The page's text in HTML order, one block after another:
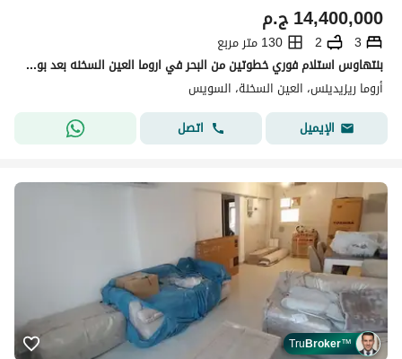
ج.م14,400,000
3
2
130 متر مربع
بنتهاوس استلام فوري خطوتين من البحر في اروما العين السخنه بعد بوابات السخنه ب ١٠ دقائق استلام فوري - اروما - العين السخنه
أروما ريزيدينس، العين السخنة، السويس
الإيميل
اتصل
TruBroker™